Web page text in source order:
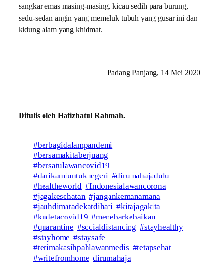
sangkar emas masing-masing, kicau sedih para burung,
sedu-sedan angin yang memeluk tubuh yang gusar ini dan
kidung alam yang khidmat.
Padang Panjang, 14 Mei 2020
Ditulis oleh Hafizhatul Rahmah.
#berbagidalampandemi
#bersamakitaberjuang
#bersatulawancovid19
#darikamiuntuknegeri #dirumahajadulu
#healtheworld #Indonesialawancorona
#jagakesehatan #jangankemanamana
#jauhdimatadekatdihati #kitajagakita
#kudetacovid19 #menebarkebaikan
#quarantine #socialdistancing #stayhealthy
#stayhome #staysafe
#terimakasihpahlawanmedis #tetapsehat
#writefromhome dirumahaja